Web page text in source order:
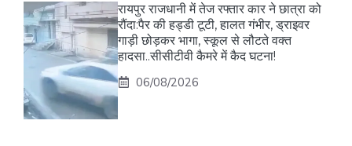
रायपुर राजधानी में तेज रफ्तार कार ने छात्रा को
रौंदा:पैर की हड्डी टूटी, हालत गंभीर, ड्राइवर
गाड़ी छोड़कर भागा, स्कूल से लौटते वक्त
हादसा..सीसीटीवी कैमरे में कैद घटना!
06/08/2026